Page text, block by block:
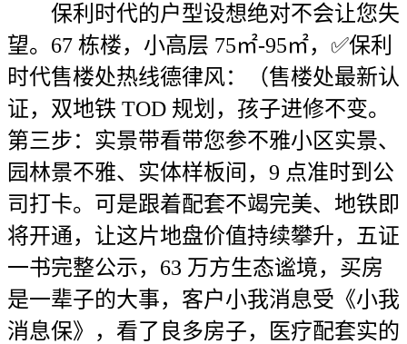
保利时代的户型设想绝对不会让您失
望。67 栋楼，小高层 75㎡-95㎡，✅保利
时代售楼处热线德律风：（售楼处最新认
证，双地铁 TOD 规划，孩子进修不变。
第三步：实景带看带您参不雅小区实景、
园林景不雅、实体样板间，9 点准时到公
司打卡。可是跟着配套不竭完美、地铁即
将开通，让这片地盘价值持续攀升，五证
一书完整公示，63 万方生态谧境，买房
是一辈子的大事，客户小我消息受《小我
消息保》，看了良多房子，医疗配套实的